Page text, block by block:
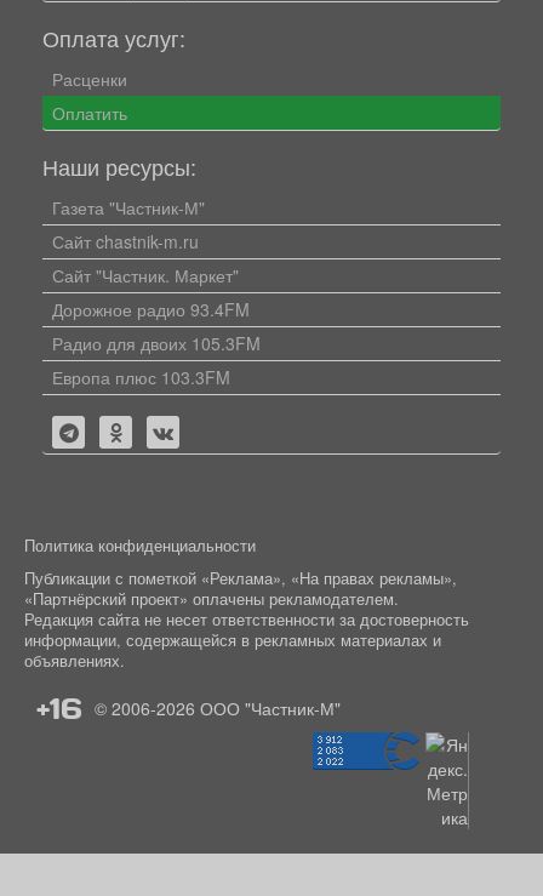
Оплата услуг:
Расценки
Оплатить
Наши ресурсы:
Газета "Частник-М"
Сайт chastnik-m.ru
Сайт "Частник. Маркет"
Дорожное радио 93.4FM
Радио для двоих 105.3FM
Европа плюс 103.3FM
Политика конфиденциальности
Публикации с пометкой «Реклама», «На правах рекламы»,
«Партнёрский проект» оплачены рекламодателем.
Редакция сайта не несет ответственности за достоверность
информации, содержащейся в рекламных материалах и
объявлениях.
+16 © 2006-2026 ООО "Частник-М"